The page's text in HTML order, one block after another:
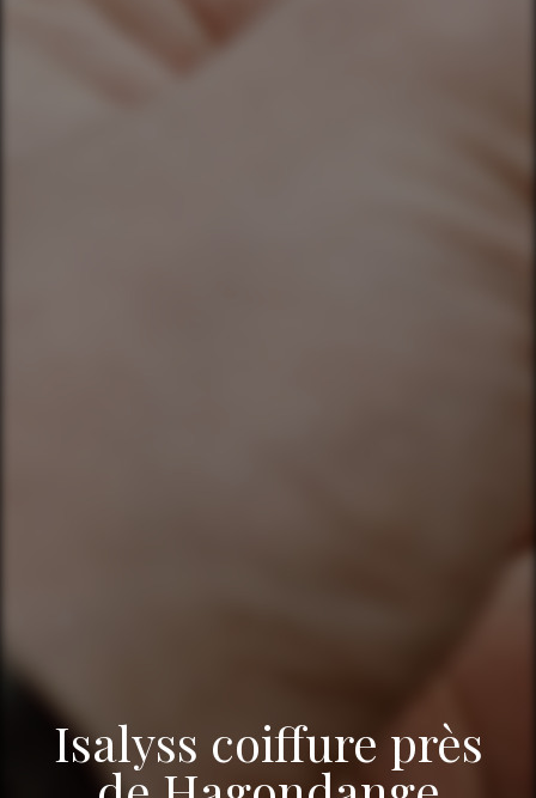
Isalyss coiffure près